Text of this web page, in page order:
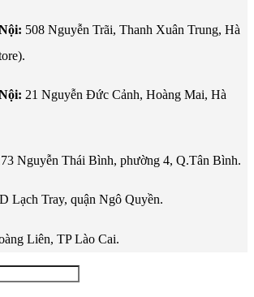
508 Nguyễn Trãi, Thanh Xuân Trung, Hà
21 Nguyễn Đức Cảnh, Hoàng Mai, Hà
Nguyễn Thái Bình, phường 4, Q.Tân Bình.
Lạch Tray, quận Ngô Quyền.
Liên, TP Lào Cai.